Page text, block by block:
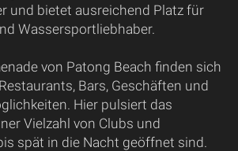
und bietet ausreichend Platz für
Wassersportliebhaber.
von Patong Beach finden sich
Bars, Geschäften und
Hier pulsiert das
Vielzahl von Clubs und
spät in die Nacht geöffnet sind.